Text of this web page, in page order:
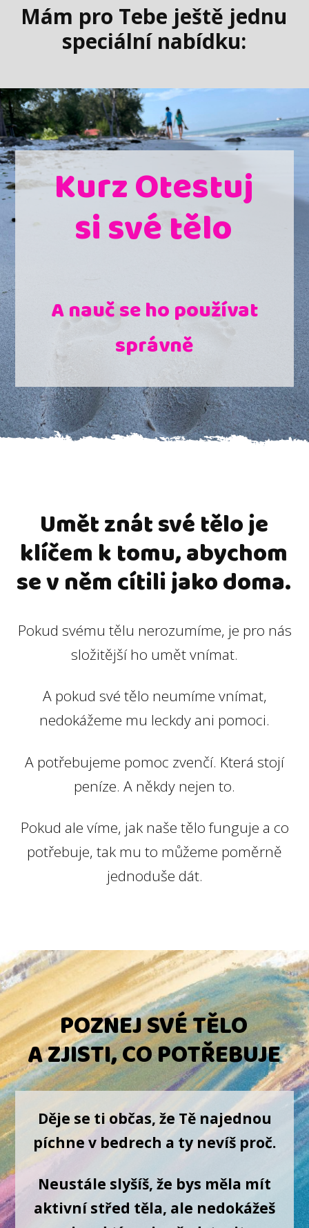
Mám pro Tebe ještě jednu
speciální nabídku:
Kurz Otestuj
si své tělo
A nauč se ho používat
správně
Umět znát své tělo je
klíčem k tomu, abychom
se v něm cítili jako doma.
Pokud svému tělu nerozumíme, je pro nás
složitější ho umět vnímat.
A pokud své tělo neumíme vnímat,
nedokážeme mu leckdy ani pomoci.
A potřebujeme pomoc zvenčí. Která stojí
peníze. A někdy nejen to.
Pokud ale víme, jak naše tělo funguje a co
potřebuje, tak mu to můžeme poměrně
jednoduše dát.
POZNEJ SVÉ TĚLO
A ZJISTI, CO POTŘEBUJE
Děje se ti občas, že Tě najednou
píchne v bedrech a ty nevíš proč.
Neustále slyšíš, že bys měla mít
aktivní střed těla, ale nedokážeš